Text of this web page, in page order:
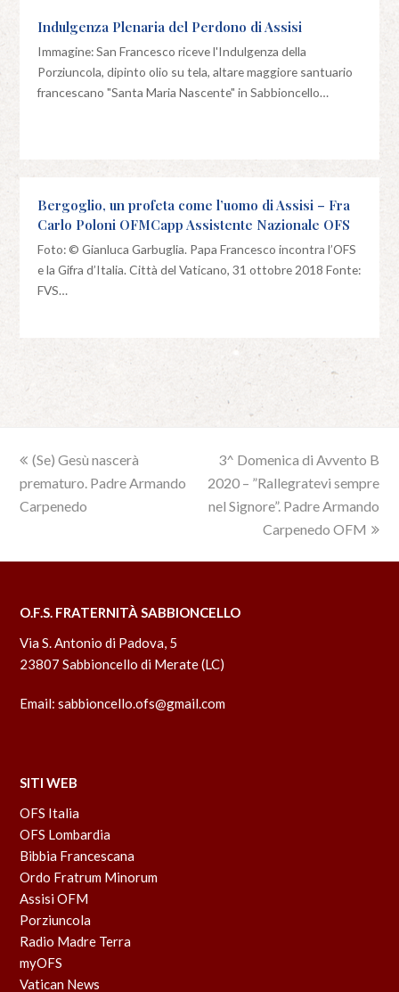
Indulgenza Plenaria del Perdono di Assisi
Immagine: San Francesco riceve l'Indulgenza della
Porziuncola, dipinto olio su tela, altare maggiore santuario
francescano "Santa Maria Nascente" in Sabbioncello…
Bergoglio, un profeta come l’uomo di Assisi – Fra
Carlo Poloni OFMCapp Assistente Nazionale OFS
Foto: © Gianluca Garbuglia. Papa Francesco incontra l’OFS
e la Gifra d’Italia. Città del Vaticano, 31 ottobre 2018 Fonte:
FVS…
previous
post:
(Se) Gesù nascerà
prematuro. Padre Armando
Carpenedo
next
post:
3^ Domenica di Avvento B
2020 – ”Rallegratevi sempre
nel Signore”. Padre Armando
Carpenedo OFM
O.F.S. FRATERNITÀ SABBIONCELLO
Via S. Antonio di Padova, 5
23807 Sabbioncello di Merate (LC)
Email:sabbioncello.ofs@gmail.com
SITI WEB
OFS Italia
OFS Lombardia
Bibbia Francescana
Ordo Fratrum Minorum
Assisi OFM
Porziuncola
Radio Madre Terra
myOFS
Vatican News